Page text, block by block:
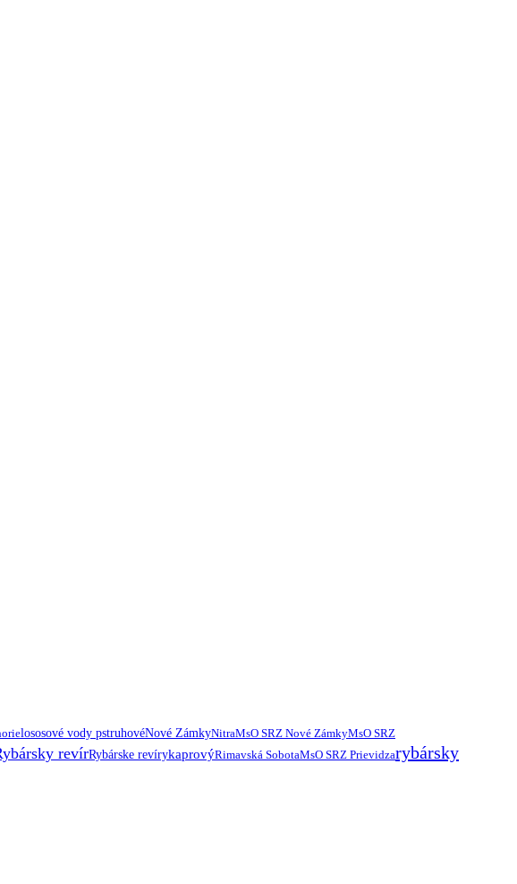
lososové vody pstruhovéNové ZámkyNitraMsO SRZ Nové ZámkyMsO SRZ
revírRybárske revírykaprovýRimavská SobotaMsO SRZ Prievidzarybársky